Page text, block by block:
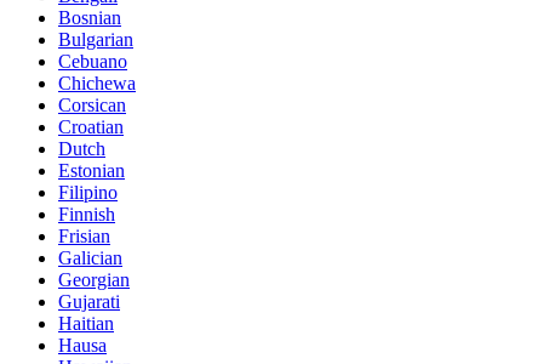
Bosnian
Bulgarian
Cebuano
Chichewa
Corsican
Croatian
Dutch
Estonian
Filipino
Finnish
Frisian
Galician
Georgian
Gujarati
Haitian
Hausa